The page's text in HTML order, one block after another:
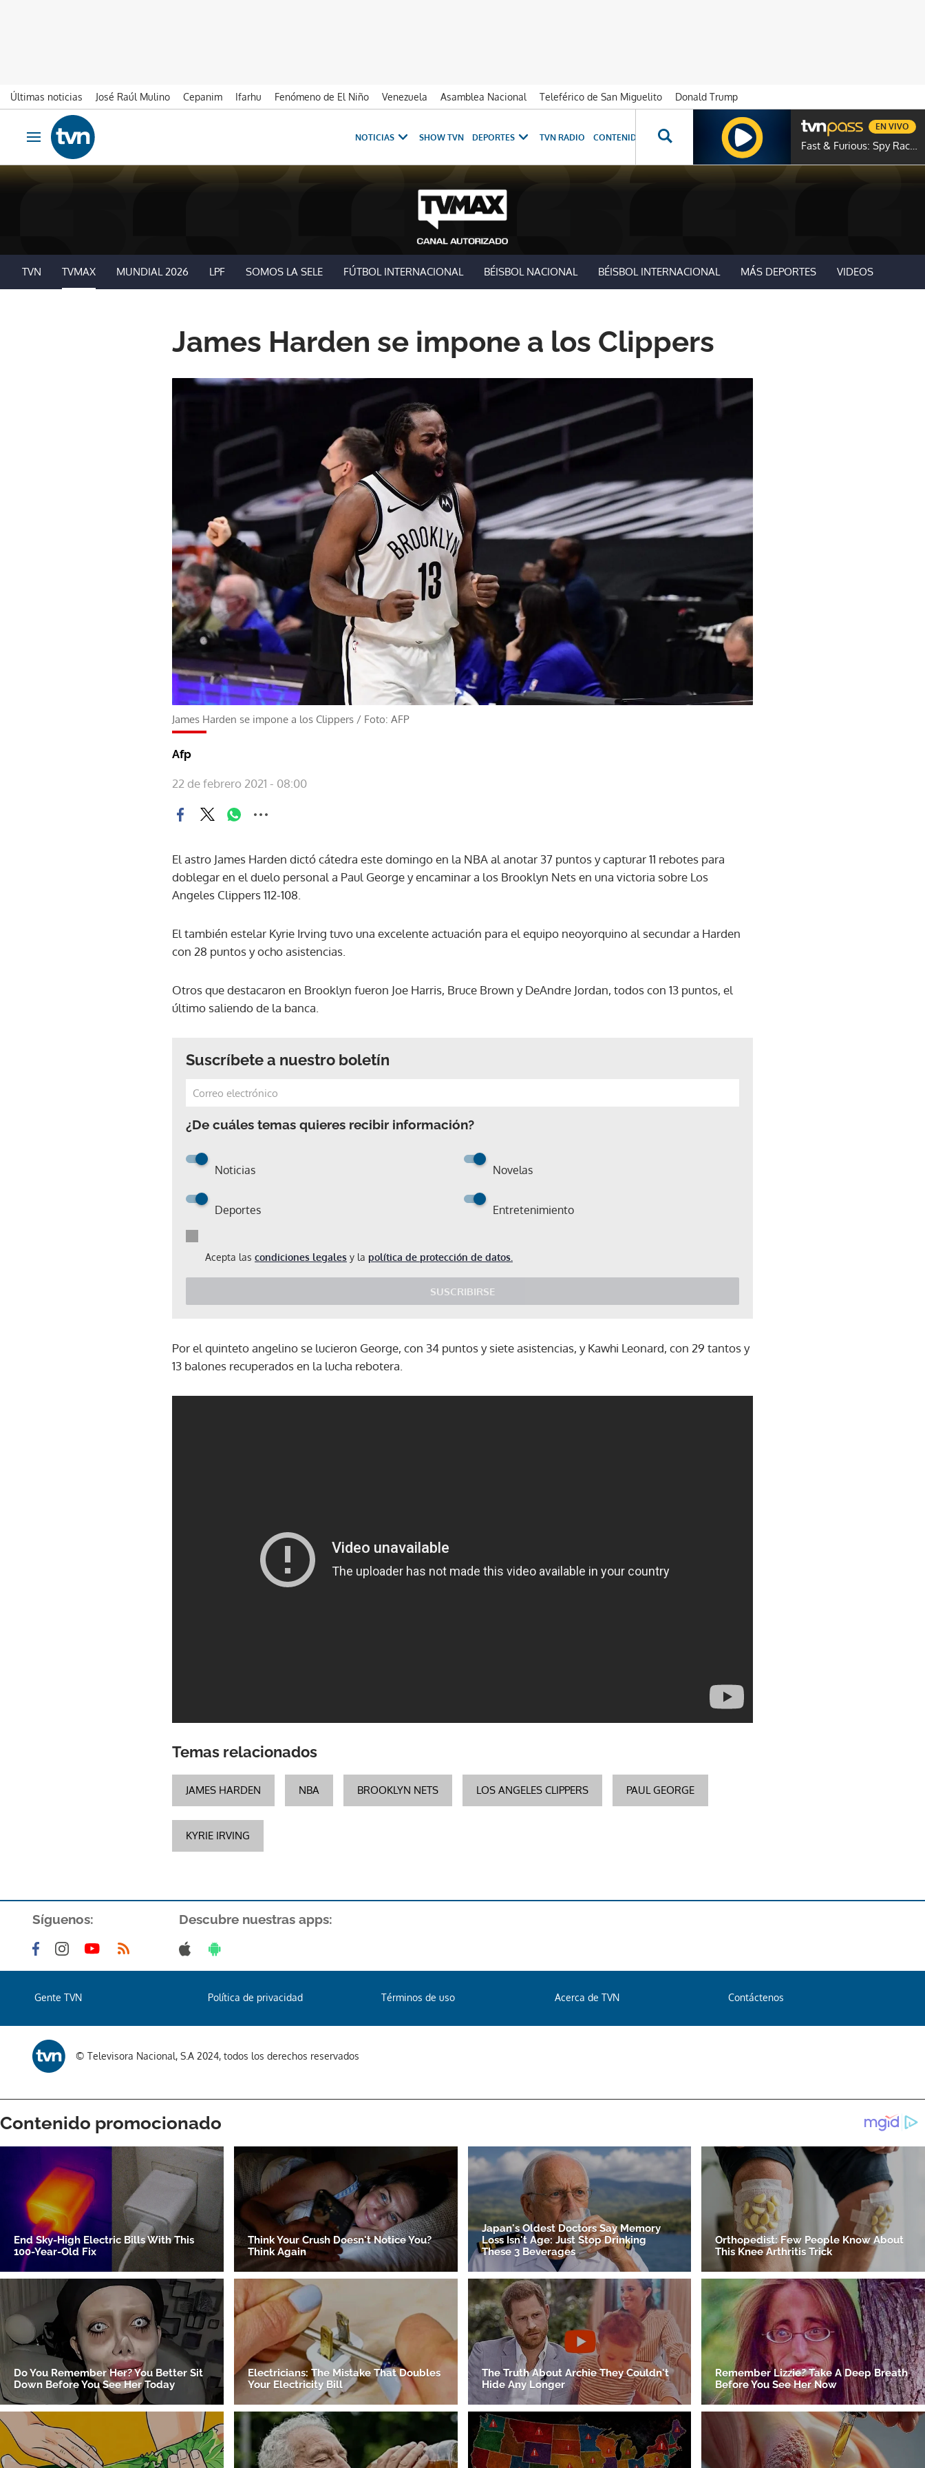
Últimas noticias José Raúl Mulino Cepanim Ifarhu Fenómeno de El Niño Venezuela Asamblea Nacional Teleférico de San Miguelito
Donald Trump
Ir al contenido
Obrir navegació
NOTICIAS SHOW TVN DEPORTES TVN RADIO CONTENIDOS ESPECIALES NOVELAS GENTE TVN
Fast & Furious: Spy Racers
EN VIVO
TVN TVMAX MUNDIAL 2026 LPF SOMOS LA SELE FÚTBOL INTERNACIONAL BÉISBOL NACIONAL BÉISBOL INTERNACIONAL MÁS DEPORTES VIDEOS
James Harden se impone a los Clippers
James Harden se impone a los Clippers / Foto: AFP
Afp
22 de febrero 2021 - 08:00
El astro James Harden dictó cátedra este domingo en la NBA al anotar 37 puntos y capturar 11 rebotes para
doblegar en el duelo personal a Paul George y encaminar a los Brooklyn Nets en una victoria sobre Los
Angeles Clippers 112-108.
El también estelar Kyrie Irving tuvo una excelente actuación para el equipo neoyorquino al secundar a Harden
con 28 puntos y ocho asistencias.
Otros que destacaron en Brooklyn fueron Joe Harris, Bruce Brown y DeAndre Jordan, todos con 13 puntos, el
último saliendo de la banca.
Suscríbete a nuestro boletín
¿De cuáles temas quieres recibir información?
Noticias Novelas
Deportes Entretenimiento
Acepta las condiciones legales y la política de protección de datos.
SUSCRIBIRSE
Gracias por suscribirte a nuestro boletín.
Por el quinteto angelino se lucieron George, con 34 puntos y siete asistencias, y Kawhi Leonard, con 29 tantos y
13 balones recuperados en la lucha rebotera.
Temas relacionados
JAMES HARDEN NBA BROOKLYN NETS LOS ANGELES CLIPPERS PAUL GEORGE
KYRIE IRVING
Síguenos: Descubre nuestras apps:
Gente TVN Política de privacidad Términos de uso Acerca de TVN Contáctenos
© Televisora Nacional, S.A 2024, todos los derechos reservados